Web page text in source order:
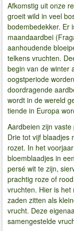
Afkomstig uit onze
groeit wild in veel
bodembedekker. Er
maandaardbei
aanhoudende
telkens vruchten.
begin van de winter
oogstperiode
doordragende
wordt in de wereld
tiende in Europa
Aardbeien zijn
Drie tot vijf blaadjes
rozet. In het
bloemblaadjes in
persé wit te zijn,
prachtig roze of
vruchten. Hier is het
zaden zitten als
vrucht. Deze
samengestelde